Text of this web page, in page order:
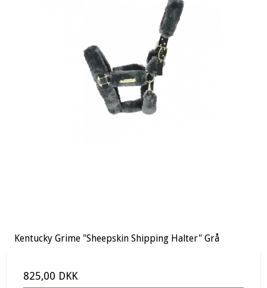
Kentucky Grime "Sheepskin Shipping Halter" Grå
825,00 DKK